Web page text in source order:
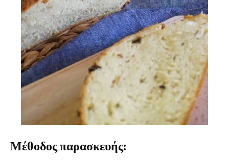
Μέθοδος παρασκευής: